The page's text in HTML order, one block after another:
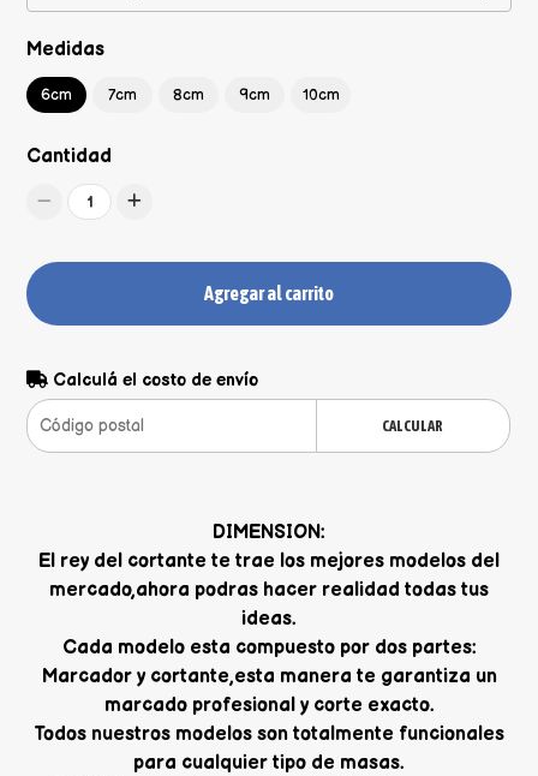
Medidas
6cm 7cm 8cm 9cm 10cm
Cantidad
1
Agregar al carrito
Calculá el costo de envío
CALCULAR
DIMENSION:
El rey del cortante te trae los mejores modelos del
mercado,ahora podras hacer realidad todas tus
ideas.
Cada modelo esta compuesto por dos partes:
Marcador y cortante,esta manera te garantiza un
marcado profesional y corte exacto.
Todos nuestros modelos son totalmente funcionales
para cualquier tipo de masas.